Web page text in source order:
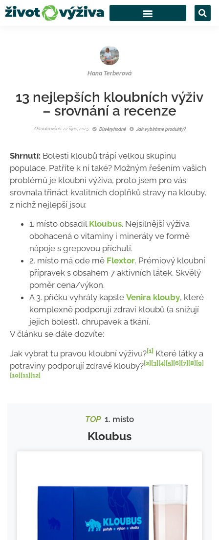
Hana Terberová
13 nejlepších kloubních výživ
– srovnání a recenze
Aktualizováno: 22 října, 2025 Důvěryhodné Jak vybíráme produkty?
Shrnutí: Bolesti kloubů trápí velkou skupinu
populace. Patříte k ní také? Možným řešením vašich
problémů je kloubní výživa, proto jsem pro vás
srovnala třináct kvalitních doplňků stravy na klouby,
z nichž nejlepší jsou:
1. místo obsadil Kloubus. Nejsilnější výživa
obohacená o vitaminy i minerály ve formě
nápoje s grepovou příchutí.
2. místo má ode mě Flextor. Prémiový kloubní
přípravek s obsahem 7 aktivních látek. Skvělý
poměr cena/výkon.
A 3. příčku vyhrály kapsle Venira klouby, které
komplexně podporují zdraví kloubů (a snižují
jejich bolest), chrupavek a tkání.
V článku se dále dozvíte:
Jak vybrat tu pravou kloubní výživu?[1] Které látky a
potraviny podporují zdravé klouby?[2] [3] [4] [5] [6] [7] [8] [9]
[10] [11] [12]
TOP1. místo
Kloubus